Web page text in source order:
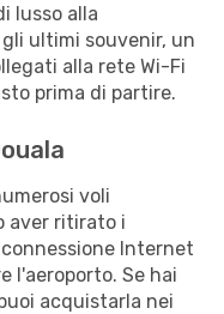
lusso alla
ultimi souvenir, un
alla rete Wi-Fi
prima di partire.
voli
aver ritirato i
Internet
l'aeroporto. Se hai
acquistarla nei